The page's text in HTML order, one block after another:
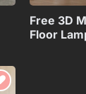
₫.
Free 3D
Floor